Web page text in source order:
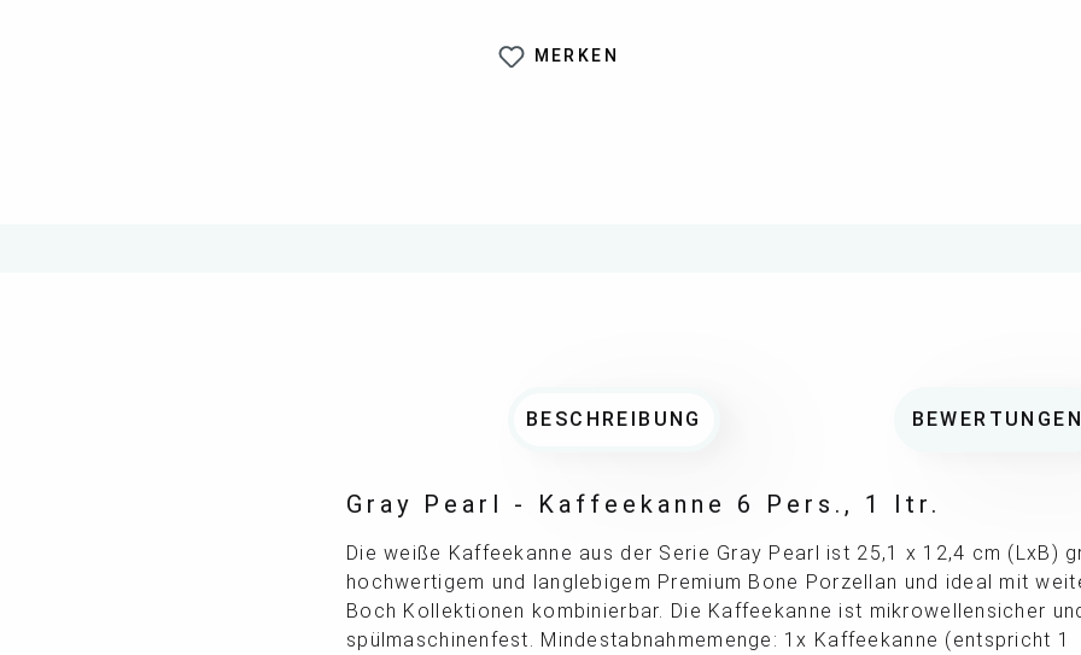
MERKEN
BESCHREIBUNG
Gray Pearl - Kaffeekanne 6 Pers., 1 ltr.
Die weiße Kaffeekanne aus der Serie Gray Pearl ist 25,1 x 12,4 cm (LxB)
hochwertigem und langlebigem Premium Bone Porzellan und ideal mit
Boch Kollektionen kombinierbar. Die Kaffeekanne ist mikrowellensicher
spülmaschinenfest. Mindestabnahmemenge: 1x Kaffeekanne (entspricht 1